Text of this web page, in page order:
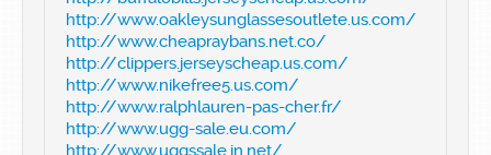
http://www.oakleysunglassesoutlete.us.com/
http://www.cheapraybans.net.co/
http://clippers.jerseyscheap.us.com/
http://www.nikefree5.us.com/
http://www.ralphlauren-pas-cher.fr/
http://www.ugg-sale.eu.com/
http://www.uggssale.in.net/